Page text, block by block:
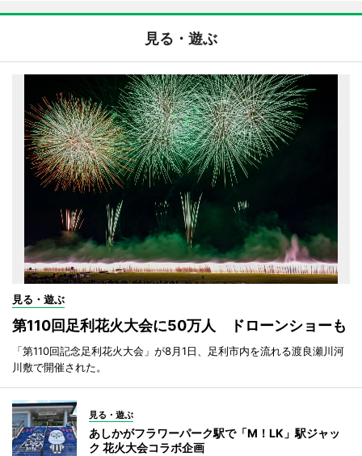
見る・遊ぶ
見る・遊ぶ
第110回足利花火大会に50万人 ドローンショーも
「第110回記念足利花火大会」が8月1日、足利市内を流れる渡良瀬川河
川敷で開催された。
見る・遊ぶ
あしかがフラワーパーク駅で「M！LK」駅ジャッ
ク 花火大会コラボ企画